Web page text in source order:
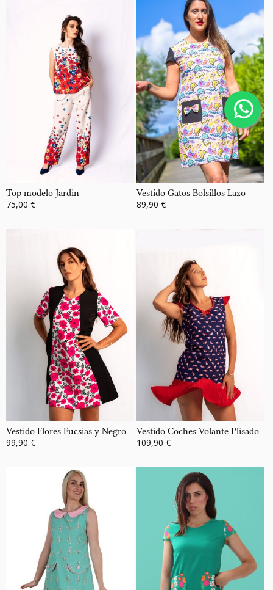
Top modelo Jardin
75,00 €
Vestido Gatos Bolsillos Lazo
89,90 €
Vestido Flores Fucsias y Negro
99,90 €
Vestido Coches Volante Plisado
109,90 €